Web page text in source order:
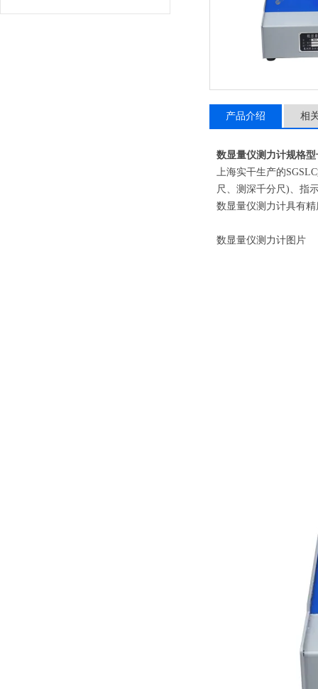
产品介绍 相
数显量仪测力计规格型
上海实干生产的
尺、测深千分尺)、指
数显量仪测力计具有
数显量仪测力计图片